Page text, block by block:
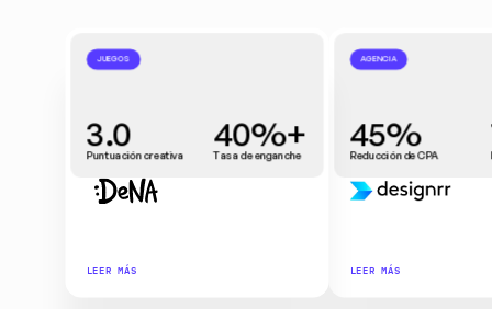
AGENCIA
45%
Reducción de CPA
LEER MÁS
JUEGOS
3.0
Puntuación creativa
40%+
Tasa de enganche
LEER MÁS